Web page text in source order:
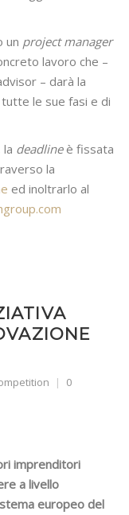
un project manager
lavoro che –
– darà la
le sue fasi e di
la deadlineè fissata
la
ed inoltrarlo al
0
imprenditori
a livello
europeo del